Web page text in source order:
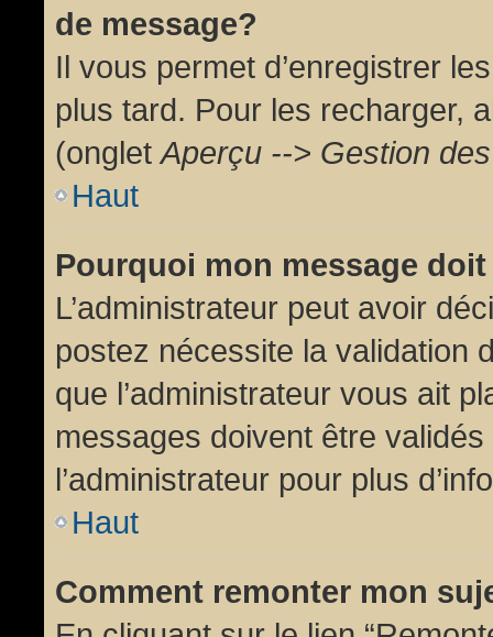
de message?
Il vous permet d’enregistrer
plus tard. Pour les recharger,
(ongletAperçu --> Gestion
Haut
Pourquoi mon message
L’administrateur peut avoir
postez nécessite la validation
que l’administrateur vous ait
messages doivent être
l’administrateur pour plus
Haut
Comment remonter mon